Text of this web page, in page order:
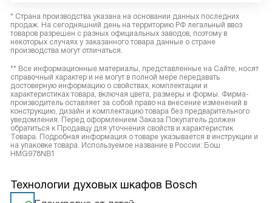
* Страна производства указана на основании данных последних
продаж. На сегодняшний день на территорию РФ легальный ввоз
товаров разрешен с разных официальных заводов, поэтому в
некоторых случаях у заказанного товара данные о стране
производства могут отличаться.
** Все информационные материалы, представленные на Сайте, носят
справочный характер и не могут в полной мере передавать
достоверную информацию о свойствах, комплектации и
характеристиках товара, включая цвета, размеры и формы. Фирма-
производитель оставляет за собой право на внесение изменений в
конструкцию, дизайн и комплектацию товара без предварительного
уведомления. Перед оформлением Заказа Покупатель должен
обратиться к Продавцу для уточнения свойств и характеристик
Товара. Подробная информация о товаре указывается в инструкции и
на упаковке товара. Используемое название в России: Бош
HMG978NB1
Технологии духовых шкафов Bosch